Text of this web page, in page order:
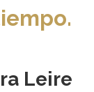
Leire